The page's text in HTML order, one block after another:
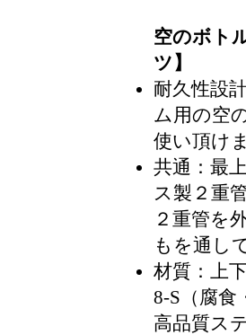
空のボト
ツ】
耐久性設
ム用の空
使い頂け
共通：最
ス製２重
２重管を
もを通し
材質：上
8-S（腐食
高品質ス